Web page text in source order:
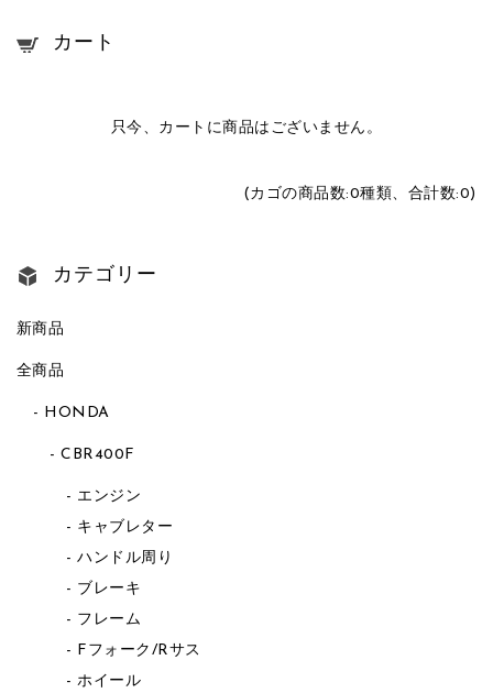
カート
只今、カートに商品はございません。
(カゴの商品数:0種類、合計数:0)
カテゴリー
新商品
全商品
HONDA
CBR400F
エンジン
キャブレター
ハンドル周り
ブレーキ
フレーム
Fフォーク/Rサス
ホイール